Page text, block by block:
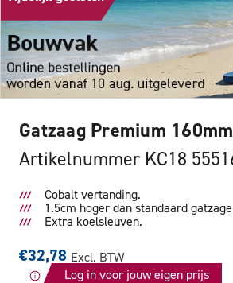
Gatzaag Premium 160mm
Artikelnummer KC18
Cobalt vertanding.
1.5cm hoger dan standaard
Extra koelsleuven.
€32,78 Excl. BTW
Log in voor jouw eigen prijs